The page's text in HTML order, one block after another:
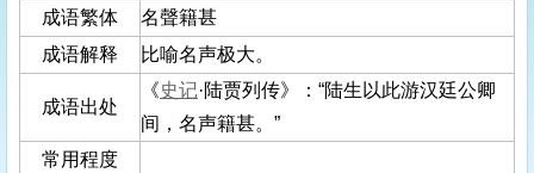
成语繁体
名聲籍甚
成语解释
比喻名声极大。
成语出处
《史记·陆贾列传》：“陆生以此游汉廷公卿
间，名声籍甚。”
常用程度